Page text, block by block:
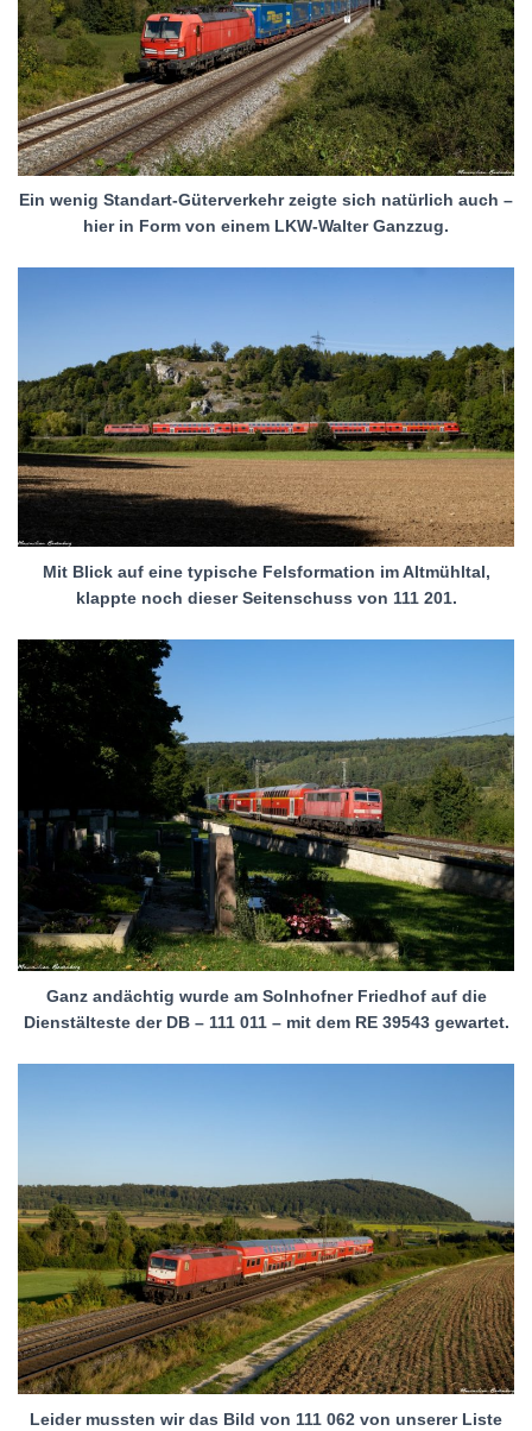
Ein wenig Standart-Güterverkehr zeigte sich natürlich auch –
hier in Form von einem LKW-Walter Ganzzug.
Mit Blick auf eine typische Felsformation im Altmühltal,
klappte noch dieser Seitenschuss von 111 201.
Ganz andächtig wurde am Solnhofner Friedhof auf die
Dienstälteste der DB – 111 011 – mit dem RE 39543 gewartet.
Leider mussten wir das Bild von 111 062 von unserer Liste